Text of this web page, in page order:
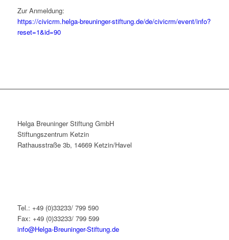
Zur Anmeldung:
https://civicrm.helga-breuninger-stiftung.de/de/civicrm/event/info?
reset=1&id=90
Helga Breuninger Stiftung GmbH
Stiftungszentrum Ketzin
Rathausstraße 3b, 14669 Ketzin/Havel
Tel.: +49 (0)33233/ 799 590
Fax: +49 (0)33233/ 799 599
info@Helga-Breuninger-Stiftung.de